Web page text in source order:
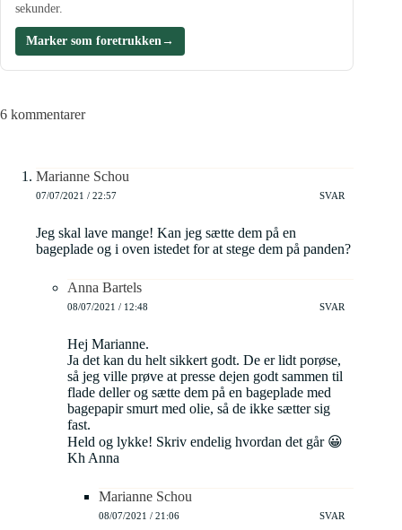
sekunder.
Marker som foretrukken →
6 kommentarer
Marianne Schou
07/07/2021 / 22:57 SVAR
Jeg skal lave mange! Kan jeg sætte dem på en
bageplade og i oven istedet for at stege dem på panden?
Anna Bartels
08/07/2021 / 12:48 SVAR
Hej Marianne.
Ja det kan du helt sikkert godt. De er lidt porøse,
så jeg ville prøve at presse dejen godt sammen til
flade deller og sætte dem på en bageplade med
bagepapir smurt med olie, så de ikke sætter sig
fast.
Held og lykke! Skriv endelig hvordan det går 😀
Kh Anna
Marianne Schou
08/07/2021 / 21:06 SVAR